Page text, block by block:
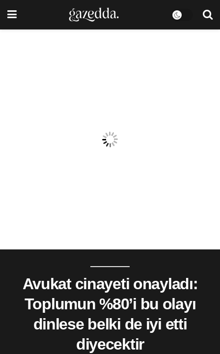
Avukat cinayeti onayladı:
Toplumun %80’i bu olayı
dinlese belki de iyi etti
diyecektir